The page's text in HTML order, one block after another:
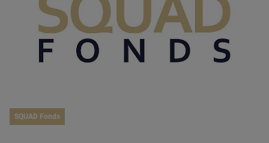
SQUAD Fonds